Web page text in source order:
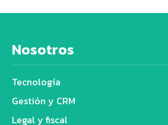
Nosotros
Tecnología
Gestión y CRM
Legal y fiscal